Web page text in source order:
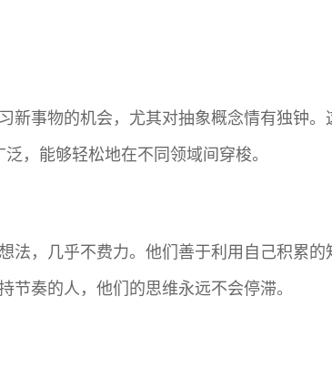
新事物的机会，尤其对抽象概念情有独钟
，能够轻松地在不同领域间穿梭。
法，几乎不费力。他们善于利用自己积累
奏的人，他们的思维永远不会停滞。